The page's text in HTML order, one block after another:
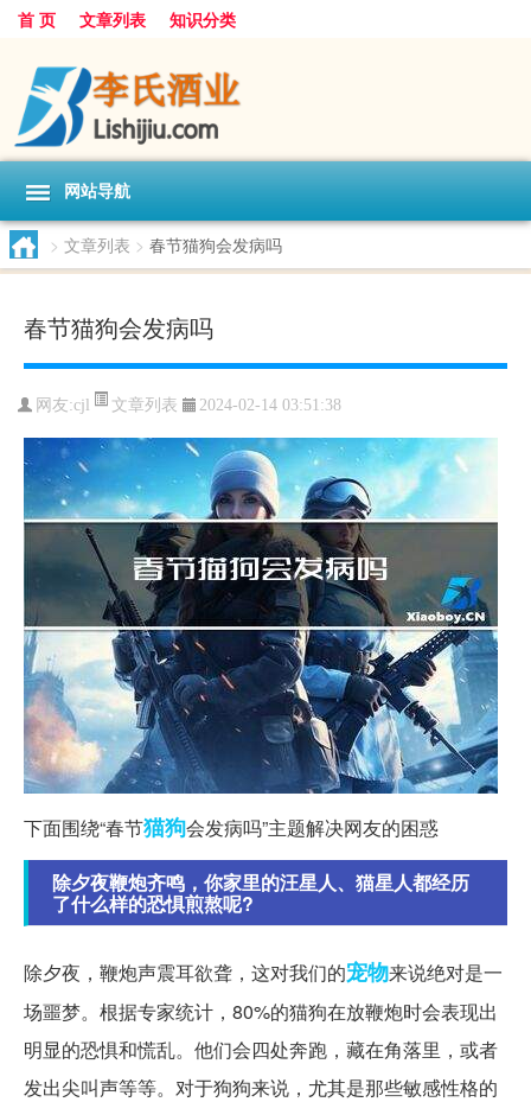
首 页 文章列表 知识分类
网站导航
> 文章列表 > 春节猫狗会发病吗
春节猫狗会发病吗
网友:cjl 文章列表 2024-02-14 03:51:38
下面围绕“春节猫狗会发病吗”主题解决网友的困惑
除夕夜鞭炮齐鸣，你家里的汪星人、猫星人都经历
了什么样的恐惧煎熬呢?
除夕夜，鞭炮声震耳欲聋，这对我们的宠物来说绝对是一
场噩梦。根据专家统计，80%的猫狗在放鞭炮时会表现出
明显的恐惧和慌乱。他们会四处奔跑，藏在角落里，或者
发出尖叫声等等。对于狗狗来说，尤其是那些敏感性格的